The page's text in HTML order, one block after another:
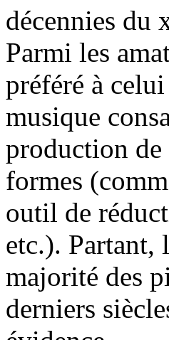
décennies du
Parmi les
préféré à
musique
production de
formes
outil de
etc.). Partant,
majorité des
derniers